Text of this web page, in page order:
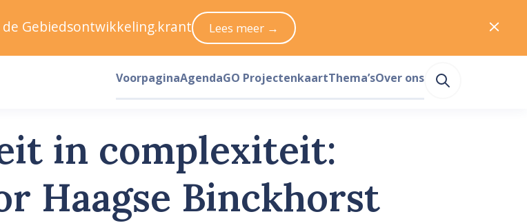
in complexiteit:
Haagse Binckhorst
Gebiedsontwikkeling.krant Lees meer →
VoorpaginaAgendaGO ProjectenkaartThema’sOver ons